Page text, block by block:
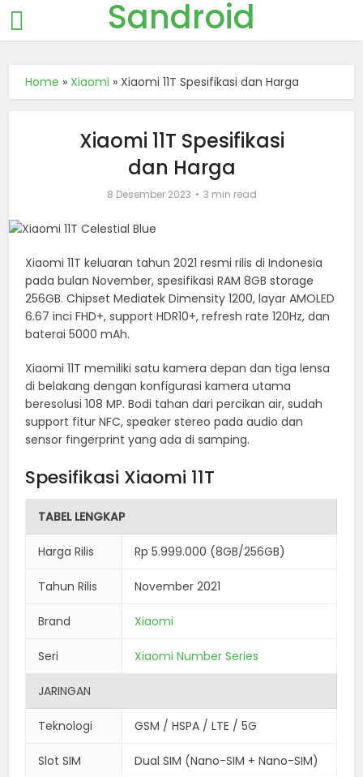
Sandroid
Home » Xiaomi » Xiaomi 11T Spesifikasi dan Harga
Xiaomi 11T Spesifikasi
dan Harga
8 Desember 2023 3 min read
Xiaomi 11T keluaran tahun 2021 resmi rilis di Indonesia
pada bulan November, spesifikasi RAM 8GB storage
256GB. Chipset Mediatek Dimensity 1200, layar AMOLED
6.67 inci FHD+, support HDR10+, refresh rate 120Hz, dan
baterai 5000 mAh.
Xiaomi 11T memiliki satu kamera depan dan tiga lensa
di belakang dengan konfigurasi kamera utama
beresolusi 108 MP. Bodi tahan dari percikan air, sudah
support fitur NFC, speaker stereo pada audio dan
sensor fingerprint yang ada di samping.
Spesifikasi Xiaomi 11T
TABEL LENGKAP
Harga Rilis Rp 5.999.000 (8GB/256GB)
Tahun Rilis November 2021
Brand Xiaomi
Seri Xiaomi Number Series
JARINGAN
Teknologi GSM / HSPA / LTE / 5G
Slot SIM Dual SIM (Nano-SIM + Nano-SIM)